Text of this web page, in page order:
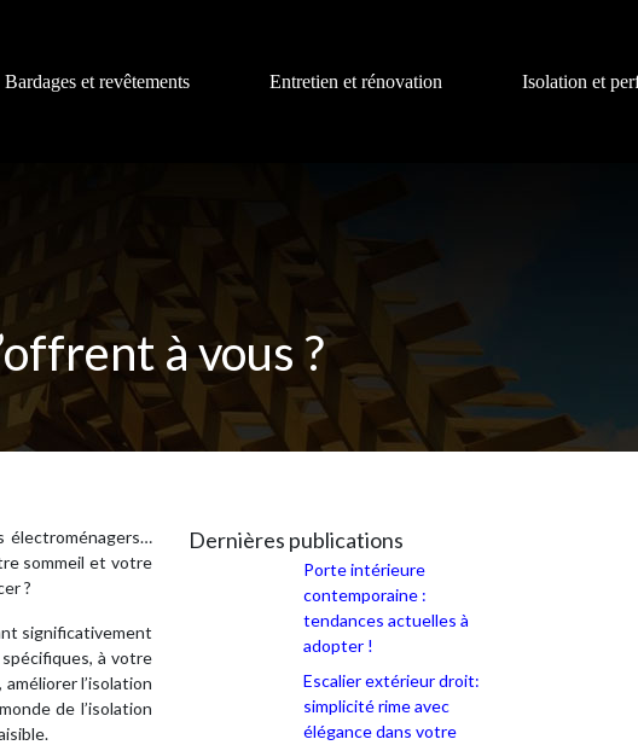
Bardages et revêtements Entretien et rénovation Isolation et
à vous ?
électroménagers…
sommeil et votre
?
significativement
à votre
l’isolation
de l’isolation
Dernières publications
Porte intérieure
contemporaine :
tendances actuelles à
adopter !
Escalier extérieur droit:
simplicité rime avec
élégance dans votre